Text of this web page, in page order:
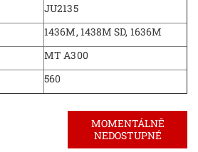
JU2135
1436M, 1438M SD, 1636M
MT A300
560
MOMENTÁLNĚ
NEDOSTUPNÉ